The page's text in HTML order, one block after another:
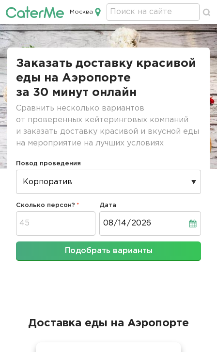
Кейтеринг в Москве
Москва
Строка
Заказать доставку красивой
еды на Аэропорте
за 30 минут онлайн
Сравнить несколько вариантов
от проверенных кейтеринговых компаний
и заказать доставку красивой и вкусной еды
на мероприятие на лучших условиях
Повод проведения
Сколько персон? Дата
Подобрать варианты
Доставка еды на Аэропорте